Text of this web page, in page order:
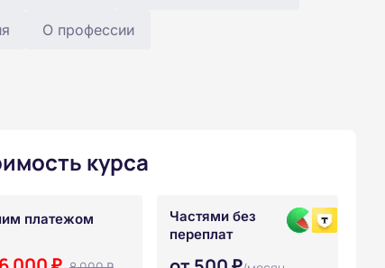
О профессии
курса
платежом
Частями без
переплат